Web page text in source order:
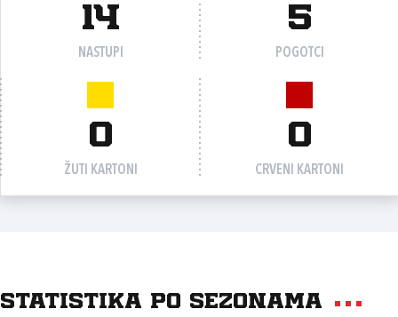
14
NASTUPI
5
POGOTCI
0
ŽUTI KARTONI
0
CRVENI KARTONI
Statistika po sezonama